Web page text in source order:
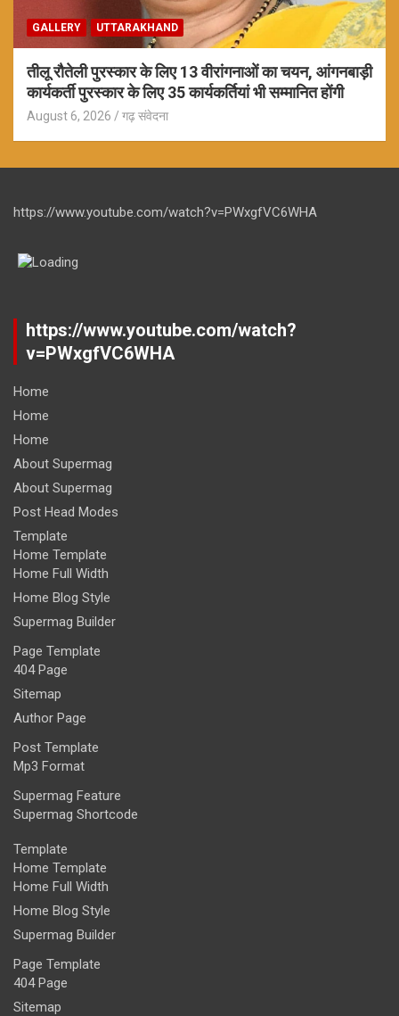
GALLERY UTTARAKHAND
तीलू रौतेली पुरस्कार के लिए 13 वीरांगनाओं का चयन, आंगनबाड़ी
कार्यकर्ती पुरस्कार के लिए 35 कार्यकर्तियां भी सम्मानित होंगी
August 6, 2026 गढ़ संवेदना
https://www.youtube.com/watch?v=PWxgfVC6WHA
https://www.youtube.com/watch?
v=PWxgfVC6WHA
Home
Home
Home
About Supermag
About Supermag
Post Head Modes
Template
Home Template
Home Full Width
Home Blog Style
Supermag Builder
Page Template
404 Page
Sitemap
Author Page
Post Template
Mp3 Format
Supermag Feature
Supermag Shortcode
Template
Home Template
Home Full Width
Home Blog Style
Supermag Builder
Page Template
404 Page
Sitemap